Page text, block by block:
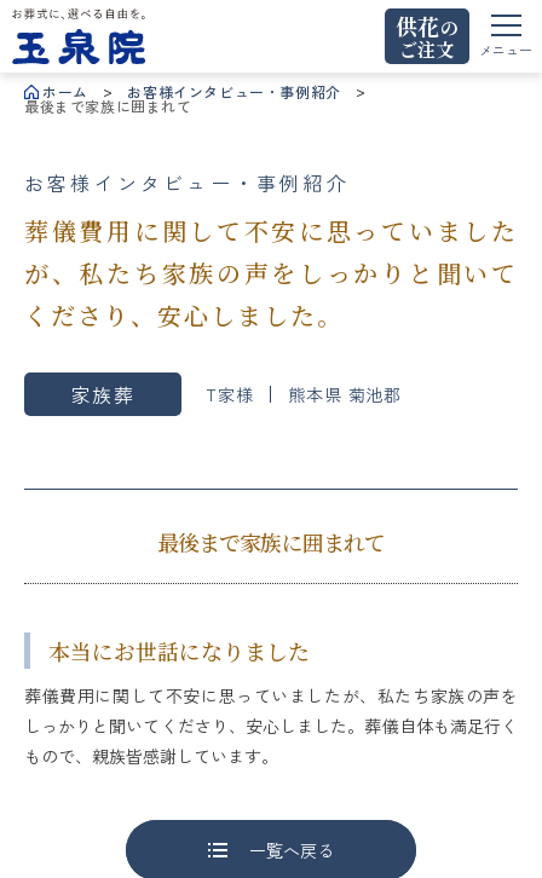
お葬式に、選べる自由を。玉泉院
供花の
ご注文
メニュー
ホーム お客様インタビュー・事例紹介
最後まで家族に囲まれて
お客様インタビュー・事例紹介
葬儀費用に関して不安に思っていました
が、私たち家族の声をしっかりと聞いて
くださり、安心しました。
家族葬 T家様 熊本県 菊池郡
最後まで家族に囲まれて
本当にお世話になりました
葬儀費用に関して不安に思っていましたが、私たち家族の声を
しっかりと聞いてくださり、安心しました。葬儀自体も満足行く
もので、親族皆感謝しています。
一覧へ戻る